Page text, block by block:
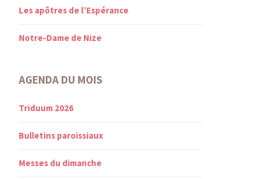
Les apôtres de l’Espérance
Notre-Dame de Nize
AGENDA DU MOIS
Triduum 2026
Bulletins paroissiaux
Messes du dimanche